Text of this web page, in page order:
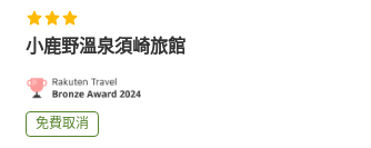
小鹿野溫泉須崎旅館
免費取消